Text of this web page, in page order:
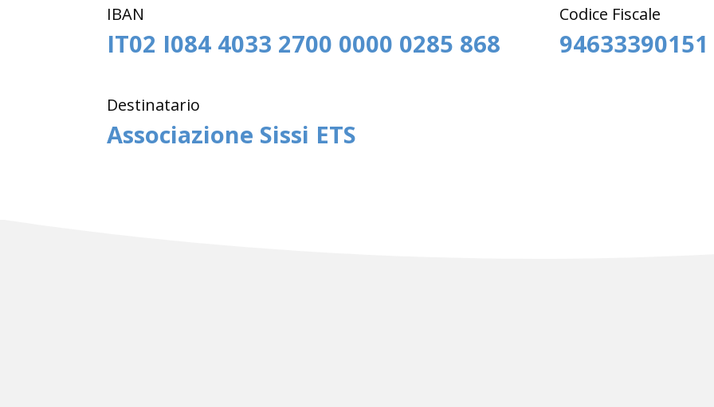
IBAN
IT02 I084 4033 2700 0000 0285 868
Destinatario
Associazione Sissi ETS
Codice Fiscale
94633390151